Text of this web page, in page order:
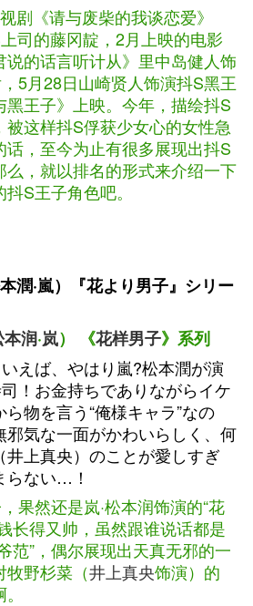
剧《请与废柴的我谈恋爱》
司的藤冈靛，2月上映的电影
说的话言听计从》里中岛健人饰
5月28日山崎贤人饰演抖S黑王
王子》上映。今年，描绘抖S
这样抖S俘获少女心的女性急
话，至今为止有很多展现出抖S
么，就以排名的形式来介绍一下
S王子角色吧。
潤·嵐）『花より男子』シリー
本润·岚） 《花样男子》系列
えば、やはり嵐?松本潤が演
司！お金持ちでありながらイケ
物を言う“俺様キャラ”なの
邪気な一面がかわいらしく、何
井上真央）のことが愛しすぎ
らない…！
果然还是岚·松本润饰演的“花
长得又帅，虽然跟谁说话都是
范”，偶尔展现出天真无邪的一
野杉菜（井上真央饰演）的